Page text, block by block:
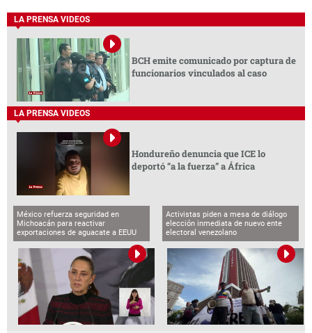
LA PRENSA VIDEOS
BCH emite comunicado por captura de
funcionarios vinculados al caso
LA PRENSA VIDEOS
Hondureño denuncia que ICE lo
deportó “a la fuerza” a África
México refuerza seguridad en
Michoacán para reactivar
exportaciones de aguacate a EEUU
Activistas piden a mesa de diálogo
elección inmediata de nuevo ente
electoral venezolano